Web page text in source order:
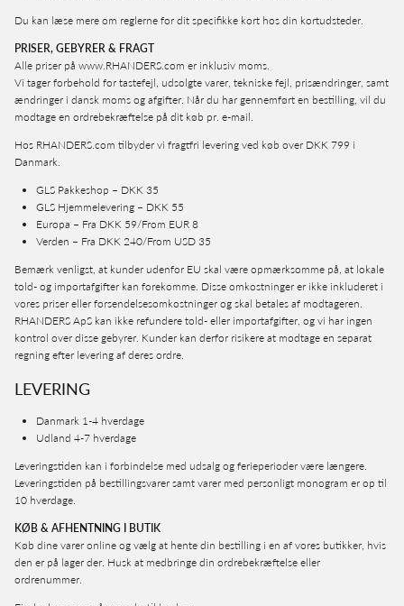
Du kan læse mere om reglerne for dit specifikke kort hos din kortudsteder.
PRISER, GEBYRER & FRAGT
Alle priser på www.RHANDERS.com er inklusiv moms.
Vi tager forbehold for tastefejl, udsolgte varer, tekniske fejl, prisændringer, samt
ændringer i dansk moms og afgifter. Når du har gennemført en bestilling, vil du
modtage en ordrebekræftelse på dit køb pr. e-mail.
Hos RHANDERS.com tilbyder vi fragtfri levering ved køb over DKK 799 i
Danmark.
GLS Pakkeshop – DKK 35
GLS Hjemmelevering – DKK 55
Europa – Fra DKK 59/From EUR 8
Verden – Fra DKK 240/From USD 35
Bemærk venligst, at kunder udenfor EU skal være opmærksomme på, at lokale
told- og importafgifter kan forekomme. Disse omkostninger er ikke inkluderet i
vores priser eller forsendelsesomkostninger og skal betales af modtageren.
RHANDERS ApS kan ikke refundere told- eller importafgifter, og vi har ingen
kontrol over disse gebyrer. Kunder kan derfor risikere at modtage en separat
regning efter levering af deres ordre.
LEVERING
Danmark 1-4 hverdage
Udland 4-7 hverdage
Leveringstiden kan i forbindelse med udsalg og ferieperioder være længere.
Leveringstiden på bestillingsvarer samt varer med personligt monogram er op til
10 hverdage.
KØB & AFHENTNING I BUTIK
Køb dine varer online og vælg at hente din bestilling i en af vores butikker, hvis
den er på lager der. Husk at medbringe din ordrebekræftelse eller
ordrenummer.